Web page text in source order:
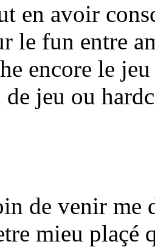
en avoir
le fun entre
encore le
de jeu ou
de venir
mieu plaçé